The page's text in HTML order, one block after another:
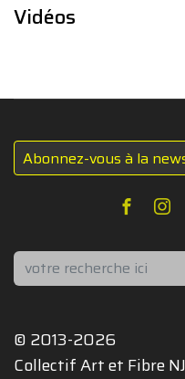
Vidéos
Abonnez-vous à la
Rechercher
© 2013-2026
Collectif Art et Fibre